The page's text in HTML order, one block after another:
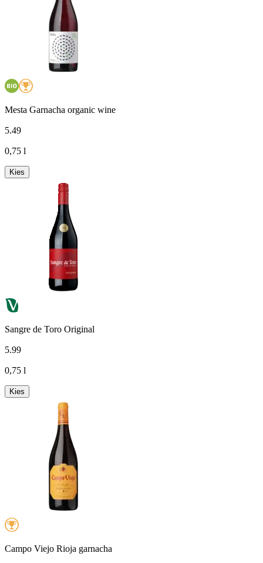
Mesta Garnacha organic wine
5.49
0,75 l
Kies
Sangre de Toro Original
5.99
0,75 l
Kies
Campo Viejo Rioja garnacha